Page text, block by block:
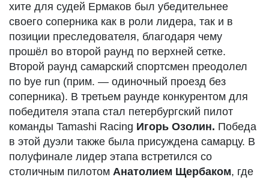
хите для судей Ермаков был убедительнее
своего соперника как в роли лидера, так и в
позиции преследователя, благодаря чему
прошёл во второй раунд по верхней сетке.
Второй раунд самарский спортсмен преодолел
по bye run (прим. — одиночный проезд без
соперника). В третьем раунде конкурентом для
победителя этапа стал петербургский пилот
команды Tamashi Racing Игорь Озолин. Победа
в этой дуэли также была присуждена самарцу. В
полуфинале лидер этапа встретился со
столичным пилотом Анатолием Щербаком, где